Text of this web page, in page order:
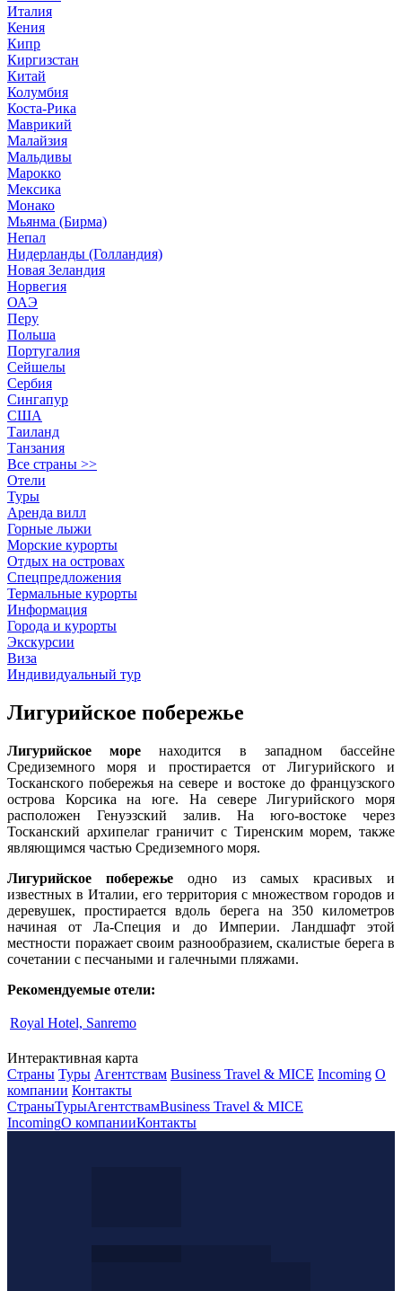
Италия
Кения
Кипр
Киргизстан
Китай
Колумбия
Коста-Рика
Маврикий
Малайзия
Мальдивы
Марокко
Мексика
Монако
Мьянма (Бирма)
Непал
Нидерланды (Голландия)
Новая Зеландия
Норвегия
ОАЭ
Перу
Польша
Португалия
Сейшелы
Сербия
Сингапур
США
Таиланд
Танзания
Все страны >>
Отели
Туры
Аренда вилл
Горные лыжи
Морские курорты
Отдых на островах
Спецпредложения
Термальные курорты
Информация
Города и курорты
Экскурсии
Виза
Индивидуальный тур
Лигурийское побережье
Лигурийское море находится в западном бассейне
Средиземного моря и простирается от Лигурийского и
Тосканского побережья на севере и востоке до французского
острова Корсика на юге. На севере Лигурийского моря
расположен Генуэзский залив. На юго-востоке через
Тосканский архипелаг граничит с Тиренским морем, также
являющимся частью Средиземного моря.
Лигурийское побережье одно из самых красивых и
известных в Италии, его территория с множеством городов и
деревушек, простирается вдоль берега на 350 километров
начиная от Ла-Специя и до Империи. Ландшафт этой
местности поражает своим разнообразием, скалистые берега в
сочетании с песчаными и галечными пляжами.
Рекомендуемые отели:
Royal Hotel, Sanremo
Интерактивная карта
Страны Туры Агентствам Business Travel & MICE Incoming О
компании Контакты
СтраныТурыАгентствамBusiness Travel & MICE
IncomingО компанииКонтакты